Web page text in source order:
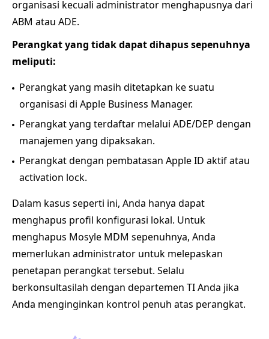
organisasi kecuali administrator menghapusnya dari
ABM atau ADE.
Perangkat yang tidak dapat dihapus sepenuhnya
meliputi:
Perangkat yang masih ditetapkan ke suatu
organisasi di Apple Business Manager.
Perangkat yang terdaftar melalui ADE/DEP dengan
manajemen yang dipaksakan.
Perangkat dengan pembatasan Apple ID aktif atau
activation lock.
Dalam kasus seperti ini, Anda hanya dapat
menghapus profil konfigurasi lokal. Untuk
menghapus Mosyle MDM sepenuhnya, Anda
memerlukan administrator untuk melepaskan
penetapan perangkat tersebut. Selalu
berkonsultasilah dengan departemen TI Anda jika
Anda menginginkan kontrol penuh atas perangkat.